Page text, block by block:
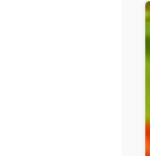
makom i